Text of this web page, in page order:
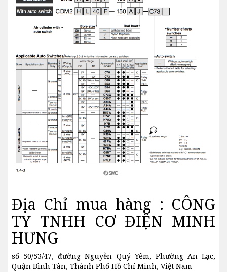
Địa Chỉ mua hàng : CÔNG
TY TNHH CƠ ĐIỆN MINH
HƯNG
số 50/53/47, đường Nguyễn Quý Yêm, Phường An Lạc,
Quận Bình Tân, Thành Phố Hồ Chí Minh, Việt Nam